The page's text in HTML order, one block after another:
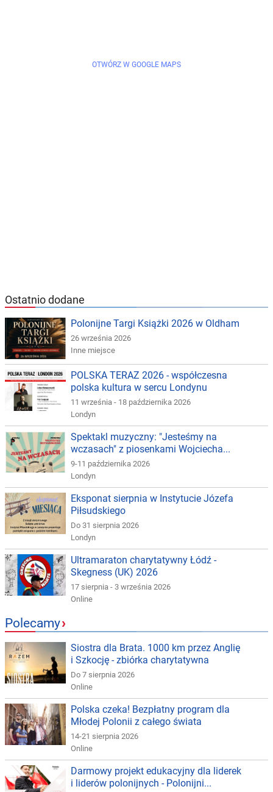
OTWÓRZ W GOOGLE MAPS
Ostatnio dodane
Polonijne Targi Książki 2026 w Oldham
26 września 2026
Inne miejsce
POLSKA TERAZ 2026 - współczesna
polska kultura w sercu Londynu
11 września - 18 października 2026
Londyn
Spektakl muzyczny: "Jesteśmy na
wczasach" z piosenkami Wojciecha...
9-11 października 2026
Londyn
Eksponat sierpnia w Instytucie Józefa
Piłsudskiego
Do 31 sierpnia 2026
Londyn
Ultramaraton charytatywny Łódź -
Skegness (UK) 2026
17 sierpnia - 3 września 2026
Online
Polecamy›
Siostra dla Brata. 1000 km przez Anglię
i Szkocję - zbiórka charytatywna
Do 7 sierpnia 2026
Online
Polska czeka! Bezpłatny program dla
Młodej Polonii z całego świata
14-21 sierpnia 2026
Online
Darmowy projekt edukacyjny dla liderek
i liderów polonijnych - Polonijni...